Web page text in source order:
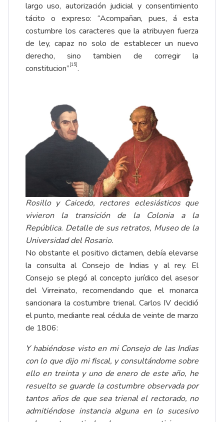
largo uso, autorización judicial y consentimiento
tácito o expreso: “Acompañan, pues, á esta
costumbre los caracteres que la atribuyen fuerza
de ley, capaz no solo de establecer un nuevo
derecho, sino tambien de corregir la
constitucion”[15].
Rosillo y Caicedo, rectores eclesiásticos que
vivieron la transición de la Colonia a la
República. Detalle de sus retratos, Museo de la
Universidad del Rosario.
No obstante el positivo dictamen, debía elevarse
la consulta al Consejo de Indias y al rey. El
Consejo se plegó al concepto jurídico del asesor
del Virreinato, recomendando que el monarca
sancionara la costumbre trienal. Carlos IV decidió
el punto, mediante real cédula de veinte de marzo
de 1806:
Y habiéndose visto en mi Consejo de las Indias
con lo que dijo mi fiscal, y consultándome sobre
ello en treinta y uno de enero de este año, he
resuelto se guarde la costumbre observada por
tantos años de que sea trienal el rectorado, no
admitiéndose instancia alguna en lo sucesivo